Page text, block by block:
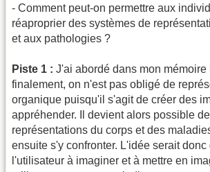
- Comment peut-on permettre aux
réaproprier des systèmes de
et aux pathologies ?
Piste 1 : J'ai abordé dans mon mémoire
finalement, on n'est pas obligé de
organique puisqu'il s'agit de créer des
appréhender. Il devient alors possible
représentations du corps et des
ensuite s'y confronter. L'idée serait donc
l'utilisateur à imaginer et à mettre en